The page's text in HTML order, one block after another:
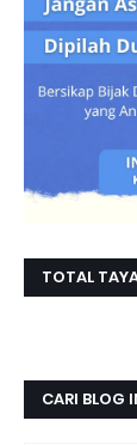
TOTAL
CARI BLOG